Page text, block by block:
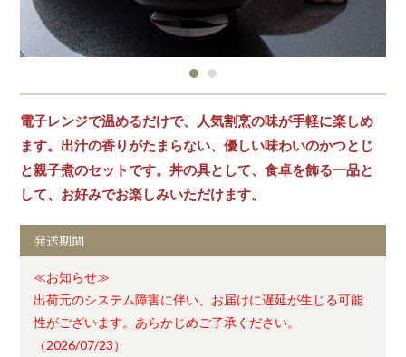
電子レンジで温めるだけで、人気割烹の味が手軽に楽しめ
ます。出汁の香りがたまらない、優しい味わいのかつとじ
と親子煮のセットです。丼の具として、食卓を飾る一品と
して、お好みでお楽しみいただけます。
発送期間
≪お知らせ≫
出荷元のシステム障害に伴い、お届けに遅延が生じる可能
性がございます。あらかじめご了承ください。
（2026/07/23）